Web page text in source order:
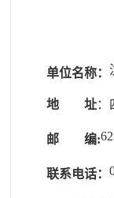
单位名称：
地 址：
邮 编:
联系电话：